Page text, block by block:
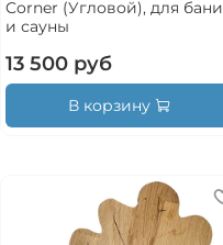
Corner (Угловой), для бани
и сауны
13 500 руб
В корзину